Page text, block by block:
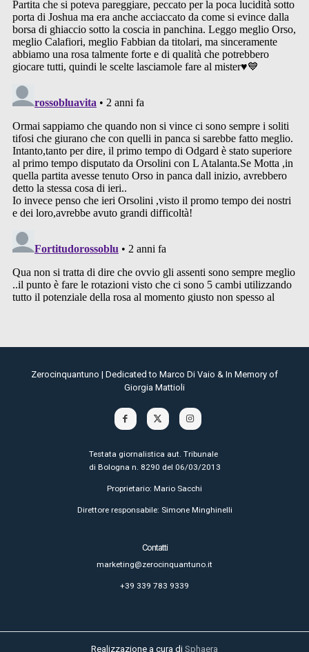
Zerocinquantuno | Dedicated to Marco Di Vaio & In Memory of
Giorgia Mattioli
Testata giornalistica aut. Tribunale
di Bologna n. 8290 del 06/03/2013
Proprietario: Mario Sacchi
Direttore responsabile: Simone Minghinelli
Contatti
marketing@zerocinquantuno.it
+39 339 783 9339
Realizzazione a cura di Sphaera